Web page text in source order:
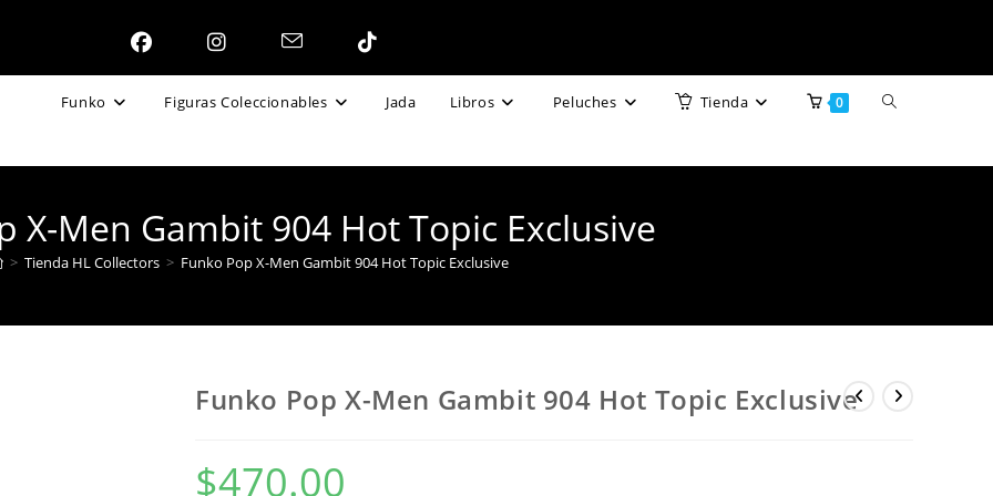
Funko Figuras Coleccionables Jada Libros Peluches Tienda 0 Alternar
X-Men Gambit 904 Hot Topic Exclusive
> Tienda HL Collectors > Funko Pop X-Men Gambit 904 Hot Topic Exclusive
Funko Pop X-Men Gambit 904 Hot Topic Exclusive
$470.00